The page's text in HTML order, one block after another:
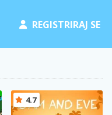
REGISTRIRAJ SE
4.7